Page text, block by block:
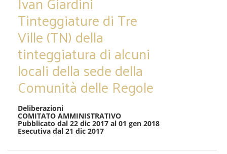
Tinteggiature di Tre
Ville (TN) della
tinteggiatura di alcuni
locali della sede della
Comunità delle Regole
Deliberazioni
COMITATO AMMINISTRATIVO
Pubblicato dal 22 dic 2017 al 01 gen 2018
Esecutiva dal 21 dic 2017